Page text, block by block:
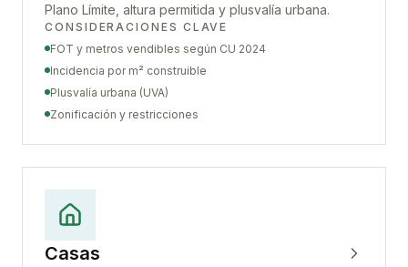
Plano Límite, altura permitida y plusvalía urbana.
CONSIDERACIONES CLAVE
FOT y metros vendibles según CU 2024
Incidencia por m² construible
Plusvalía urbana (UVA)
Zonificación y restricciones
Casas